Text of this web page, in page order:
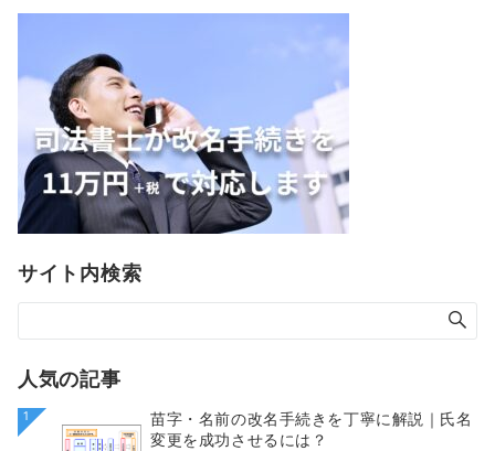
サイト内検索
人気の記事
1
苗字・名前の改名手続きを丁寧に解説｜氏名
変更を成功させるには？